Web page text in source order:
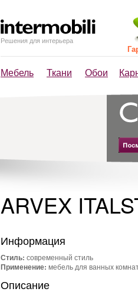
Решения для интерьера
Мебель Ткани Обои
ARVEX
Информация
Стиль: современный стиль
Применение: мебель для ванных
Описание